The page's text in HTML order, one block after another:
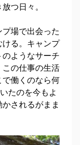
つ日々。
場で出会った
ける。キャンプ
ようなサーチ
この仕事の生活
で働くのなら何
たのを今もよ
されるがまま